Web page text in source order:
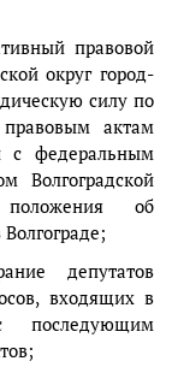
правовой
округ город-
силу по
актам
с федеральным
Волгоградской
положения об
депутатов
входящих в
последующим